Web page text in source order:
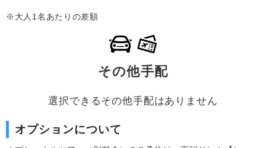
※大人1名あたりの差額
その他手配
選択できるその他手配はありません
オプションについて